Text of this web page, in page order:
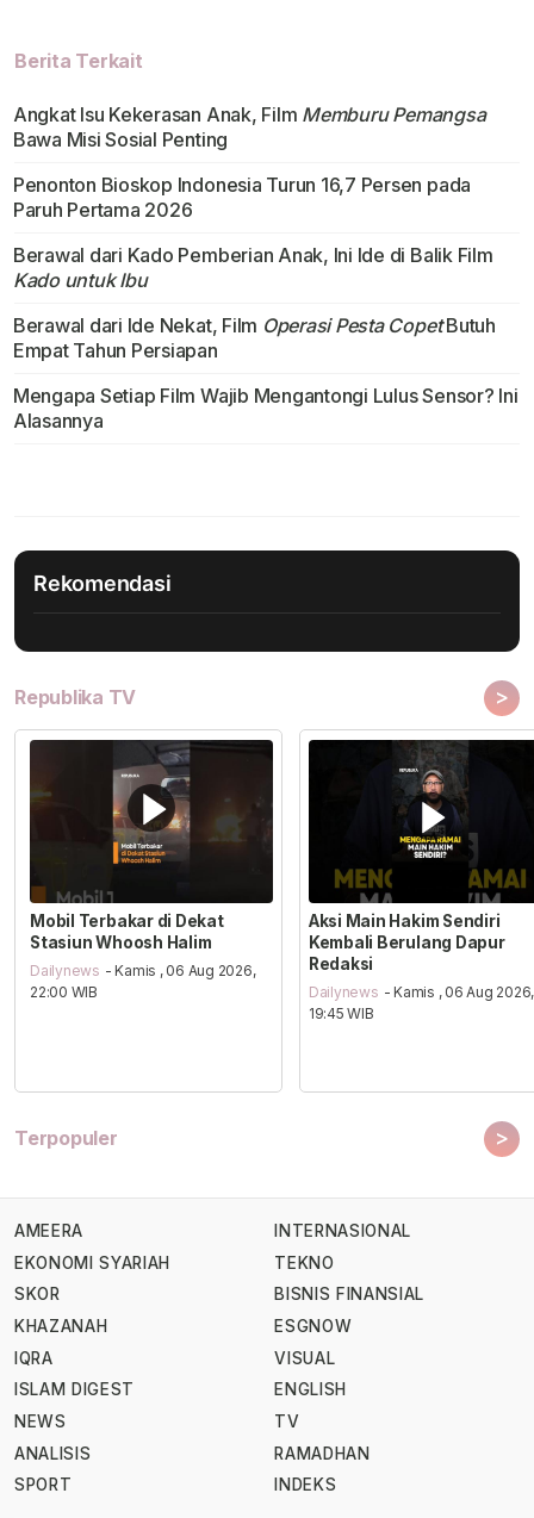
Berita Terkait
Angkat Isu Kekerasan Anak, Film Memburu Pemangsa
Bawa Misi Sosial Penting
Penonton Bioskop Indonesia Turun 16,7 Persen pada
Paruh Pertama 2026
Berawal dari Kado Pemberian Anak, Ini Ide di Balik Film
Kado untuk Ibu
Berawal dari Ide Nekat, Film Operasi Pesta CopetButuh
Empat Tahun Persiapan
Mengapa Setiap Film Wajib Mengantongi Lulus Sensor? Ini
Alasannya
Rekomendasi
Republika TV >
Mobil Terbakar di Dekat
Stasiun Whoosh Halim
Dailynews - Kamis , 06 Aug 2026,
22:00 WIB
Aksi Main Hakim Sendiri
Kembali Berulang Dapur
Redaksi
Dailynews - Kamis , 06 Aug 2026,
19:45 WIB
Terpopuler >
AMEERA
EKONOMI SYARIAH
SKOR
KHAZANAH
IQRA
ISLAM DIGEST
NEWS
ANALISIS
SPORT
INTERNASIONAL
TEKNO
BISNIS FINANSIAL
ESGNOW
VISUAL
ENGLISH
TV
RAMADHAN
INDEKS